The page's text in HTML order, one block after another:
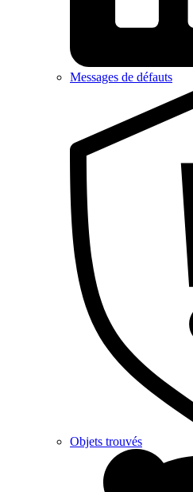
Messages de défauts
Objets trouvés